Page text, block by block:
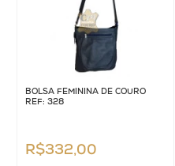
BOLSA FEMININA DE COURO
REF: 328
R$332,00